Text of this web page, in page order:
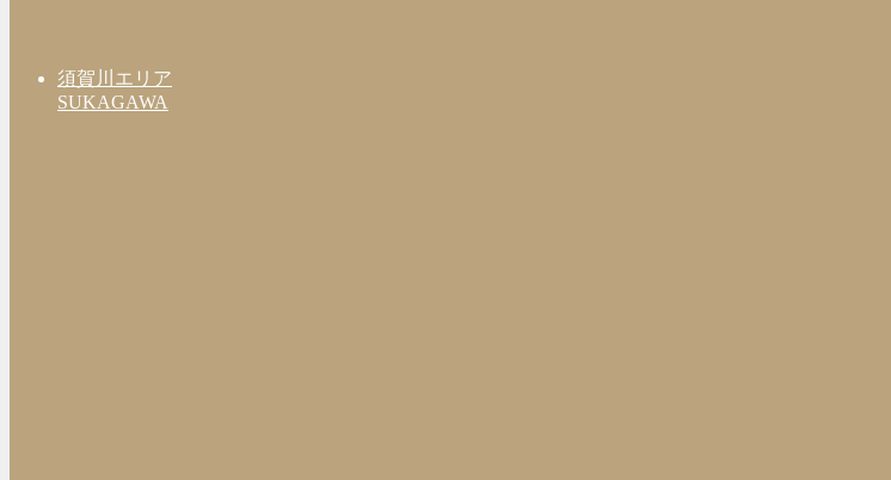
須賀川エリア
SUKAGAWA